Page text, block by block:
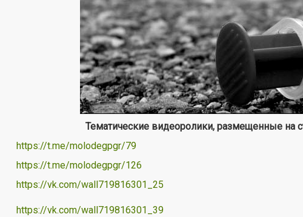
Тематические видеоролики, размещенные на
https://t.me/molodegpgr/79
https://t.me/molodegpgr/126
https://vk.com/wall719816301_ 25
https://vk.com/wall719816301_ 39